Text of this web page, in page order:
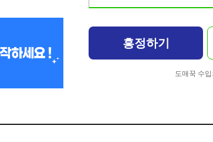
흥정하기
도매꾹 수